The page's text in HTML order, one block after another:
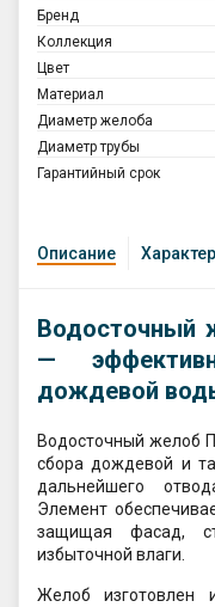
Бренд
Коллекция
Цвет
Материал
Диаметр желоба
Диаметр трубы
Гарантийный срок
Описание
Водосточный
—
дождевой
Водосточный желоб
сбора дождевой и
дальнейшего
Элемент
защищая фасад,
избыточной влаги.
Желоб изготовлен